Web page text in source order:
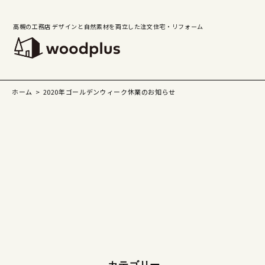
高槻の工務店 デザインと自然素材を両立した注文住宅・リフォーム
ホーム 2020年ゴールデンウィーク休業のお知らせ